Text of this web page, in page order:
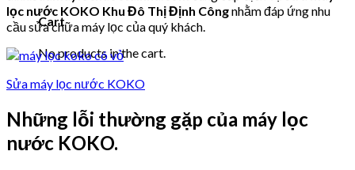
Cart
No products in the cart.
lọc nước KOKO Khu Đô Thị Định Côngnhằm đáp ứng nhu
cầu sửa chữa máy lọc của quý khách.
Sửa máy lọc nước KOKO
Những lỗi thường gặp của máy lọc
nước KOKO.